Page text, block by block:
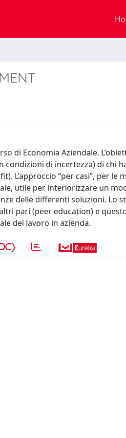
di Economia Aziendale.
condizioni di incertezza) di chi
L’approccio “per casi”, per le
utile per interiorizzare un
delle differenti soluzioni. Lo
pari (peer education) e
del lavoro in azienda.